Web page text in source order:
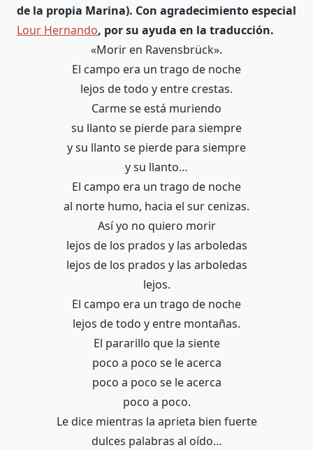
de la propia Marina). Con agradecimiento especial
Lour Hernando, por su ayuda en la traducción.
«Morir en Ravensbrück».
El campo era un trago de noche
lejos de todo y entre crestas.
Carme se está muriendo
su llanto se pierde para siempre
y su llanto se pierde para siempre
y su llanto…
El campo era un trago de noche
al norte humo, hacia el sur cenizas.
Así yo no quiero morir
lejos de los prados y las arboledas
lejos de los prados y las arboledas
lejos.
El campo era un trago de noche
lejos de todo y entre montañas.
El pararillo que la siente
poco a poco se le acerca
poco a poco se le acerca
poco a poco.
Le dice mientras la aprieta bien fuerte
dulces palabras al oído…